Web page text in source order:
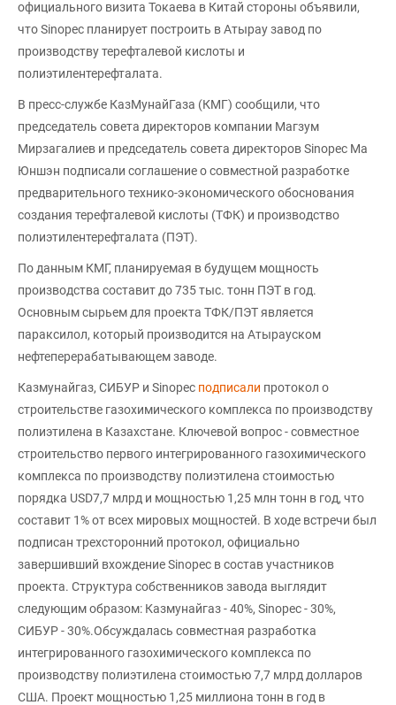
официального визита Токаева в Китай стороны объявили,
что Sinopec планирует построить в Атырау завод по
производству терефталевой кислоты и
полиэтилентерефталата.
В пресс-службе КазМунайГаза (КМГ) сообщили, что
председатель совета директоров компании Магзум
Мирзагалиев и председатель совета директоров Sinopec Ма
Юншэн подписали соглашение о совместной разработке
предварительного технико-экономического обоснования
создания терефталевой кислоты (ТФК) и производство
полиэтилентерефталата (ПЭТ).
По данным КМГ, планируемая в будущем мощность
производства составит до 735 тыс. тонн ПЭТ в год.
Основным сырьем для проекта ТФК/ПЭТ является
параксилол, который производится на Атырауском
нефтеперерабатывающем заводе.
Казмунайгаз, СИБУР и Sinopec подписали протокол о
строительстве газохимического комплекса по производству
полиэтилена в Казахстане. Ключевой вопрос - совместное
строительство первого интегрированного газохимического
комплекса по производству полиэтилена стоимостью
порядка USD7,7 млрд и мощностью 1,25 млн тонн в год, что
составит 1% от всех мировых мощностей. В ходе встречи был
подписан трехсторонний протокол, официально
завершивший вхождение Sinopec в состав участников
проекта. Структура собственников завода выглядит
следующим образом: Казмунайгаз - 40%, Sinopec - 30%,
СИБУР - 30%.Обсуждалась совместная разработка
интегрированного газохимического комплекса по
производству полиэтилена стоимостью 7,7 млрд долларов
США. Проект мощностью 1,25 миллиона тонн в год в